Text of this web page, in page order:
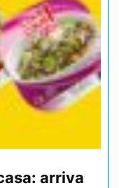
arriva